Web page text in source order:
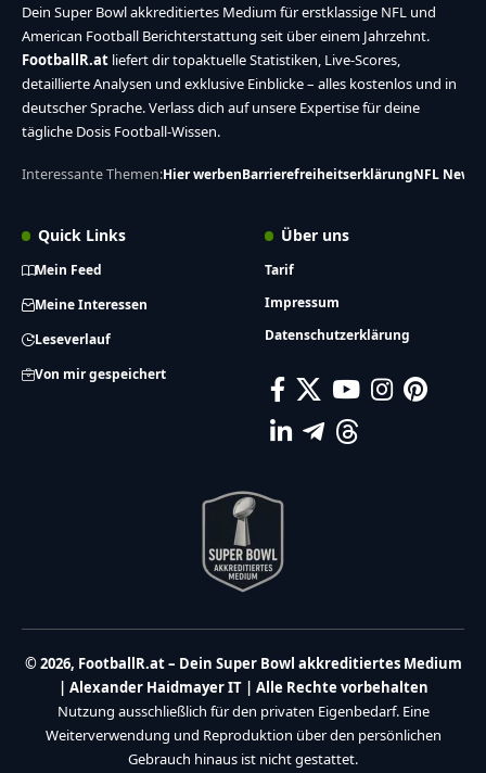
Dein Super Bowl akkreditiertes Medium für erstklassige NFL und
American Football Berichterstattung seit über einem Jahrzehnt.
FootballR.at liefert dir topaktuelle Statistiken, Live-Scores,
detaillierte Analysen und exklusive Einblicke – alles kostenlos und in
deutscher Sprache. Verlass dich auf unsere Expertise für deine
tägliche Dosis Football-Wissen.
Interessante Themen:Hier werbenBarrierefreiheitserklärungNFL News
Quick Links
Mein Feed
Meine Interessen
Leseverlauf
Von mir gespeichert
Über uns
Tarif
Impressum
Datenschutzerklärung
© 2026, FootballR.at – Dein Super Bowl akkreditiertes Medium
| Alexander Haidmayer IT | Alle Rechte vorbehalten
Nutzung ausschließlich für den privaten Eigenbedarf. Eine
Weiterverwendung und Reproduktion über den persönlichen
Gebrauch hinaus ist nicht gestattet.